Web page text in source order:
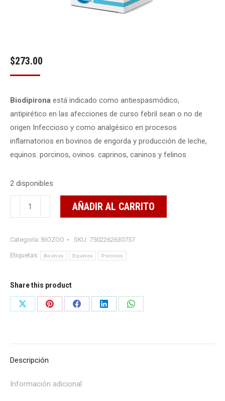
$273.00
Biodipirona está indicado como antiespasmódico,
antipirético en las afecciones de curso febril sean o no de
origen Infeccioso y como analgésico en procesos
inflamatorios en bovinos de engorda y producción de leche,
equinos. porcinos, ovinos. caprinos, caninos y felinos
2 disponibles
BIODIPIRONA
250
cantidad
AÑADIR AL CARRITO
Categoría: BIOZOO SKU: 7502262630757
Etiquetas: Bovinos Equinos Porcinos
Share this product
Share
Share
Share
Share
Share
Descripción
Información adicional